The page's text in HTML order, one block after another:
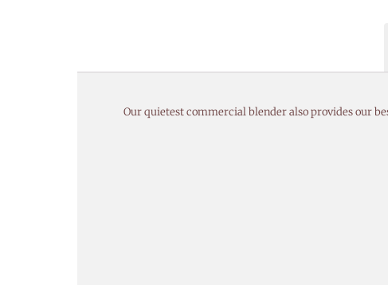
Our quietest commercial blender also provides our